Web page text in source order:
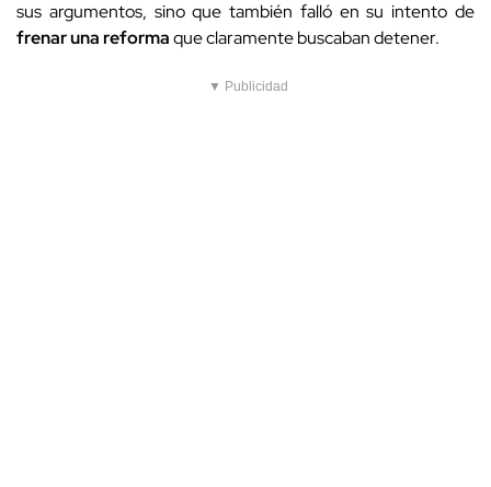
sus argumentos, sino que también falló en su intento de
frenar una reformaque claramente buscaban detener.
▼ Publicidad